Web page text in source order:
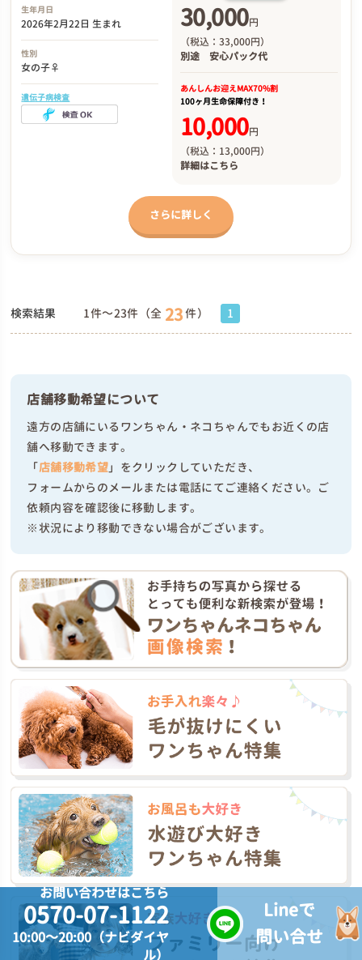
生年月日
2026年2月22日 生まれ
性別
女の子♀
遺伝子病検査
30,000円
（税込：33,000円）
別途 安心パック代
あんしんお迎えMAX70%割
100ヶ月生命保障付き！
10,000円
（税込：13,000円）
詳細はこちら
さらに詳しく
検索結果 1件～23件（全 23件） 1
店舗移動希望について
遠方の店舗にいるワンちゃん・ネコちゃんでもお近くの店
舗へ移動できます。
「店舗移動希望」をクリックしていただき、
フォームからのメールまたは電話にてご連絡ください。ご
依頼内容を確認後に移動します。
※状況により移動できない場合がございます。
お問い合わせはこちら
0570-07-1122
10:00～20:00（ナビダイヤ
ル）
Lineで
問い合せ